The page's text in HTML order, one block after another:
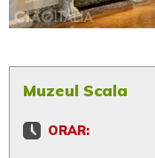
Muzeul Scala
ORAR: